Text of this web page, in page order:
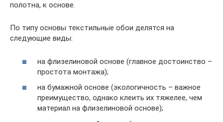
полотна, к основе.
По типу основы текстильные обои делятся на
следующие виды:
на флизелиновой основе (главное достоинство –
простота монтажа);
на бумажной основе (экологичность – важное
преимущество, однако клеить их тяжелее, чем
материал на флизелиновой основе);